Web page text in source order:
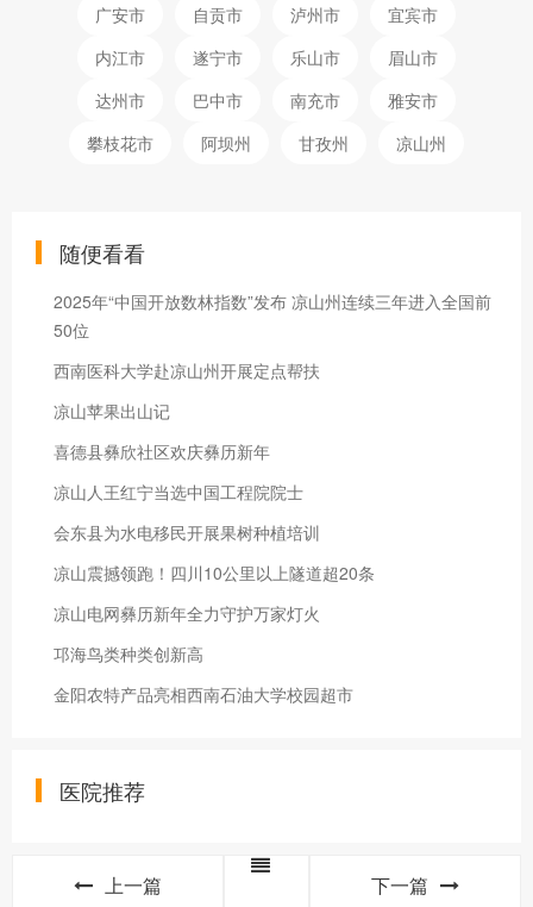
广安市
自贡市 泸州市
宜宾市
内江市
遂宁市 乐山市
眉山市
达州市
巴中市 南充市
雅安市
攀枝花市
阿坝州 甘孜州 凉山州
随便看看
2025年“中国开放数林指数”发布 凉山州连续三年进入全国前
50位
西南医科大学赴凉山州开展定点帮扶
凉山苹果出山记
喜德县彝欣社区欢庆彝历新年
凉山人王红宁当选中国工程院院士
会东县为水电移民开展果树种植培训
凉山震撼领跑！四川10公里以上隧道超20条
凉山电网彝历新年全力守护万家灯火‌
邛海鸟类种类创新高
金阳农特产品亮相西南石油大学校园超市
医院推荐
上一篇 下一篇